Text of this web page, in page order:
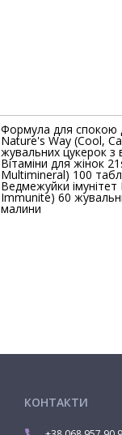
Формула для спокою
Nature's Way (Cool, Calm&Collected) 40
жувальних цукерок
Вітаміни для жінок
Multimineral) 100
Ведмежуйки імунітет
Immunite) 60
малини
КОНТАКТИ